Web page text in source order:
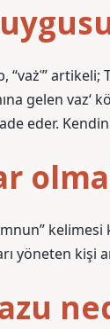
“vażʿ”
gelen vaz‘
eder. Kendini
yöneten kişi